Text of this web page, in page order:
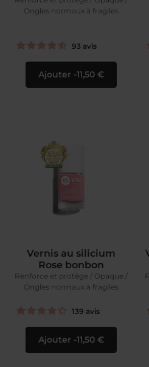
Ongles normaux à fragiles
93 avis
Ajouter 11,50 €
Vernis au silicium
Rose bonbon
Renforce et protège / Opaque /
Ongles normaux à fragiles
139 avis
Ajouter 11,50 €